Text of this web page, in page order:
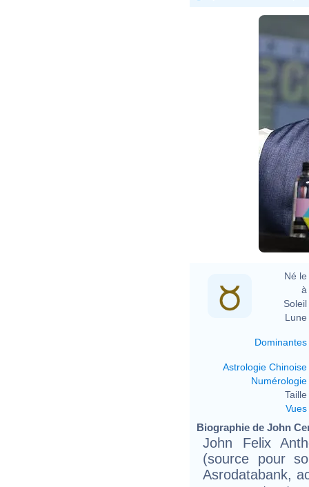
Né le
à
Soleil
Lune
Dominantes
Astrologie Chinoise
Numérologie
Taille
Vues
Biographie de John
John Felix
(source pour
Asrodatabank,